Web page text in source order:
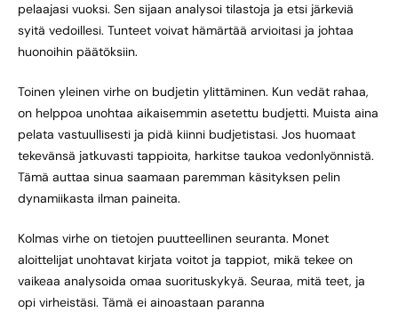
pelaajasi vuoksi. Sen sijaan analysoi tilastoja ja etsi järkeviä
syitä vedoillesi. Tunteet voivat hämärtää arvioitasi ja johtaa
huonoihin päätöksiin.
Toinen yleinen virhe on budjetin ylittäminen. Kun vedät rahaa,
on helppoa unohtaa aikaisemmin asetettu budjetti. Muista aina
pelata vastuullisesti ja pidä kiinni budjetistasi. Jos huomaat
tekevänsä jatkuvasti tappioita, harkitse taukoa vedonlyönnistä.
Tämä auttaa sinua saamaan paremman käsityksen pelin
dynamiikasta ilman paineita.
Kolmas virhe on tietojen puutteellinen seuranta. Monet
aloittelijat unohtavat kirjata voitot ja tappiot, mikä tekee on
vaikeaa analysoida omaa suorituskykyä. Seuraa, mitä teet, ja
opi virheistäsi. Tämä ei ainoastaan paranna